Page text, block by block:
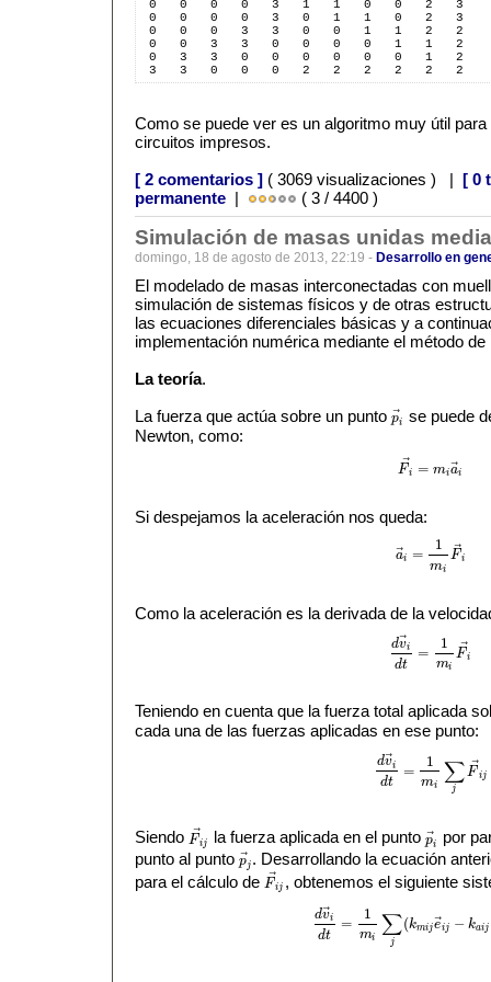
0   0   0   0   3   1   1   0   0   2   3
0   0   0   0   3   0   1   1   0   2   3
0   0   0   3   3   0   0   1   1   2   2
0   0   3   3   0   0   0   0   1   1   2
0   3   3   0   0   0   0   0   0   1   2
3   3   0   0   0   2   2   2   2   2   2
Como se puede ver es un algoritmo muy útil
circuitos impresos.
[ 2 comentarios ] ( 3069 visualizaciones ) | [ 0
permanente | ( 3 / 4400 )
Simulación de masas unidas
domingo, 18 de agosto de 2013, 22:19 - Desarrollo en
El modelado de masas interconectadas con
simulación de sistemas físicos y de otras
las ecuaciones diferenciales básicas y a
implementación numérica mediante el método de
La teoría.
La fuerza que actúa sobre un punto p⃗i
p→ise puede
Newton, como:
F ⃗
i = mia⃗i
F→i= mia→i
Si despejamos la aceleración nos queda:
a⃗i =
1
mi
F ⃗
i
a→i= 1miF→i
Como la aceleración es la derivada de la
dv⃗i
dt
=
1
mi
F⃗
i
dv→ dt= 1miF→
Teniendo en cuenta que la fuerza total aplicada
cada una de las fuerzas aplicadas en ese punto:
dv⃗i
dt
=
1
mi ∑
j
Fij
dv→id =1m ∑j →ij
Siendo F ⃗
ij
F→ la fuerza aplicada en el punto p⃗i
p→ ipor
punto al punto p⃗j
p→. Desarrollando la ecuación
para el cálculo de F ⃗
ij
F→ j, obtenemos el siguiente
dv⃗i
dt
=
1
mi ∑
j
(kmije⃗ij − kaij
dv → dt=1 mi∑ (kmije→ij−kaij(v